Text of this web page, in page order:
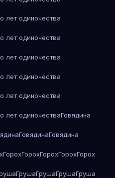
лет одиночества
лет одиночества
лет одиночества
лет одиночества
лет одиночества
лет одиночестваГовядина
ГовядинаГовядина
ГорохГорохГорохГорохГорох
ГрушаГрушаГрушаГруша